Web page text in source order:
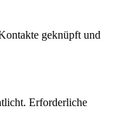
geknüpft und
Erforderliche